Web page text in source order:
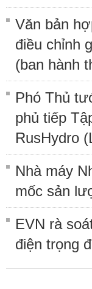
Văn bản
điều chỉnh
(ban hành
Phó Thủ
phủ tiếp
RusHydro
Nhà máy
mốc sản
EVN rà
điện trọng